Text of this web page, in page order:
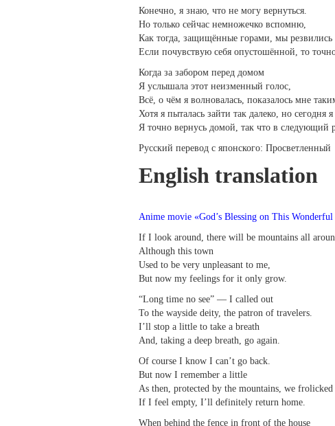
Конечно, я знаю, что не могу вернуться.
Но только сейчас немножечко вспомню,
Как тогда, защищённые горами, мы резвились
Если почувствую себя опустошённой, то
Когда за забором перед домом
Я услышала этот неизменный голос,
Всё, о чём я волновалась, показалось мне
Хотя я пыталась зайти так далеко, но сегодня
Я точно вернусь домой, так что в следующий
Русский перевод с японского: Просветленный
English translation
Anime movie «God’s Blessing on This
If I look around, there will be mountains all
Although this town
Used to be very unpleasant to me,
But now my feelings for it only grow.
“Long time no see” — I called out
To the wayside deity, the patron of travelers.
I’ll stop a little to take a breath
And, taking a deep breath, go again.
Of course I know I can’t go back.
But now I remember a little
As then, protected by the mountains, we
If I feel empty, I’ll definitely return home.
When behind the fence in front of the house